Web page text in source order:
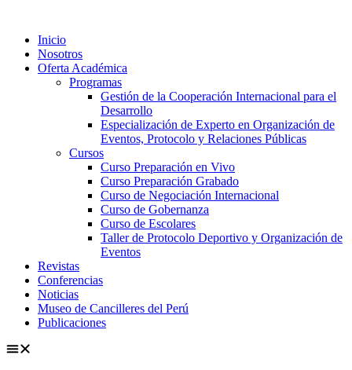
contenido
Inicio
Nosotros
Oferta Académica
Programas
Gestión de la Cooperación Internacional para el
Desarrollo
Especialización de Experto en Organización de
Eventos, Protocolo y Relaciones Públicas
Cursos
Curso Preparación en Vivo
Curso Preparación Grabado
Curso de Negociación Internacional
Curso de Gobernanza
Curso de Escolares
Taller de Protocolo Deportivo y Organización de
Eventos
Revistas
Conferencias
Noticias
Museo de Cancilleres del Perú
Publicaciones